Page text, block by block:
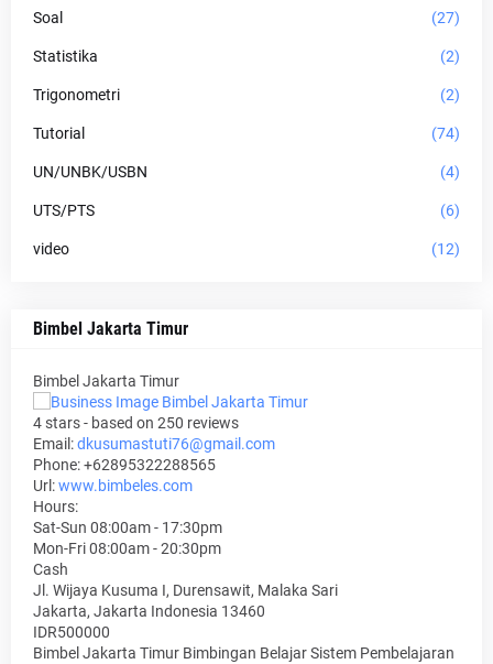
Soal (27)
Statistika (2)
Trigonometri (2)
Tutorial (74)
UN/UNBK/USBN (4)
UTS/PTS (6)
video (12)
Bimbel Jakarta Timur
Bimbel Jakarta Timur
4 stars - based on 250 reviews
Email:dkusumastuti76@gmail.com
Phone:+62895322288565
Url:www.bimbeles.com
Hours:
Sat-Sun 08:00am - 17:30pm
Mon-Fri 08:00am - 20:30pm
Cash
Jl. Wijaya Kusuma I, Durensawit, Malaka Sari
Jakarta, Jakarta Indonesia 13460
IDR500000
Bimbel Jakarta Timur Bimbingan Belajar Sistem Pembelajaran